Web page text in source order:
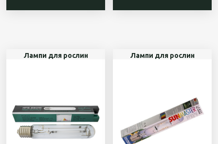
Лампи для рослин Лампи для рослин